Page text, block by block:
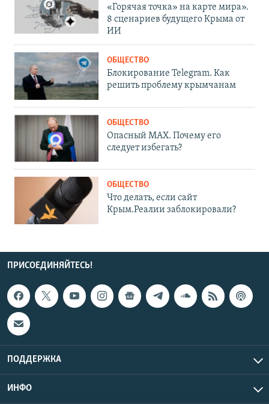
«Горячая точка» на карте мира».
8 сценариев будущего Крыма от
ИИ
ОБЩЕСТВО
Блокирование Telegram. Как
решить проблему крымчанам
ОБЩЕСТВО
Опасный MAX. Почему его
следует избегать?
ОБЩЕСТВО
Что делать, если сайт
Крым.Реалии заблокировали?
ПРИСОЕДИНЯЙТЕСЬ!
ПОДДЕРЖКА
ИНФО